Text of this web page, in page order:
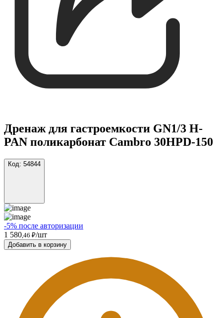
Дренаж для гастроемкости GN1/3 H-
PAN поликарбонат Cambro 30HPD-150
Код: 54844
-5% после авторизации
1 580 ,46 ₽/шт
Добавить в корзину